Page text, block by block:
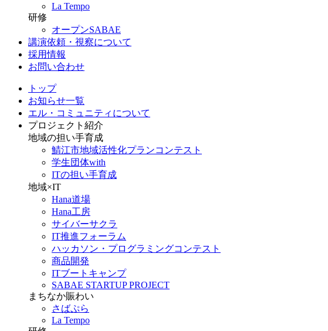
La Tempo
研修
オープンSABAE
講演依頼・視察について
採用情報
お問い合わせ
トップ
お知らせ一覧
エル・コミュニティについて
プロジェクト紹介
地域の担い手育成
鯖江市地域活性化プランコンテスト
学生団体with
ITの担い手育成
地域×IT
Hana道場
Hana工房
サイバーサクラ
IT推進フォーラム
ハッカソン・プログラミングコンテスト
商品開発
ITブートキャンプ
SABAE STARTUP PROJECT
まちなか賑わい
さばぷら
La Tempo